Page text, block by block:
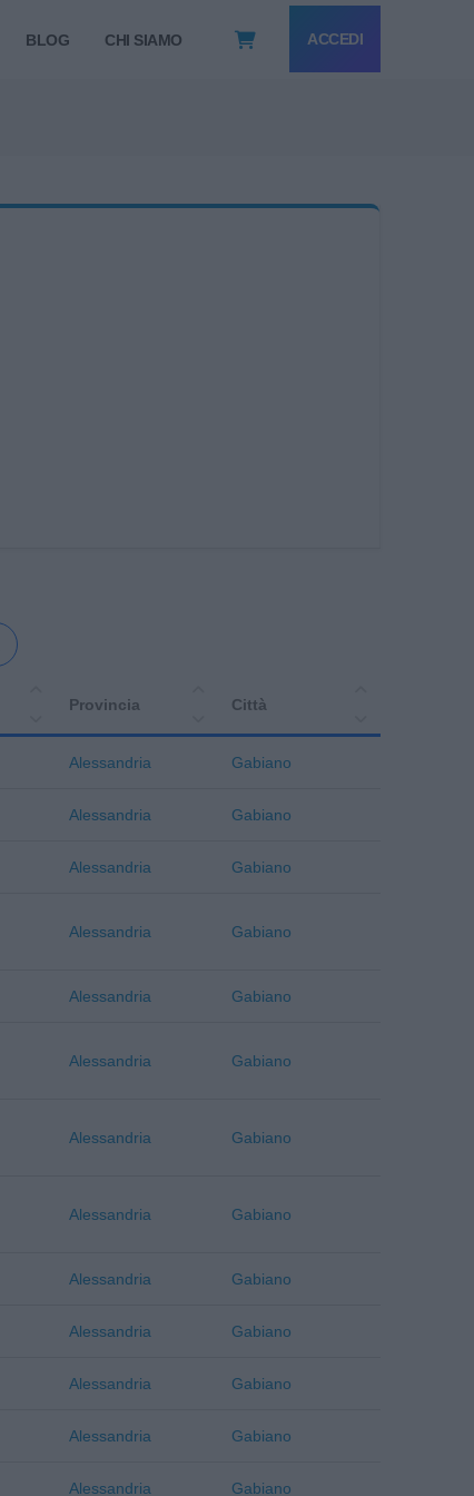
BLOG CHI SIAMO ACCEDI
Provincia Città
Alessandria Gabiano
Alessandria Gabiano
Alessandria Gabiano
Alessandria Gabiano
Alessandria Gabiano
Alessandria Gabiano
Alessandria Gabiano
Alessandria Gabiano
Alessandria Gabiano
Alessandria Gabiano
Alessandria Gabiano
Alessandria Gabiano
Alessandria Gabiano